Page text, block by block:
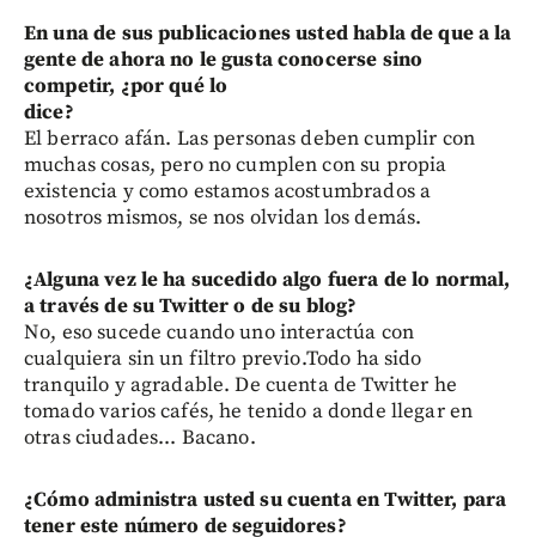
En una de sus publicaciones usted habla de que a la
gente de ahora no le gusta conocerse sino
competir, ¿por qué lo
dice?
El berraco afán. Las personas deben cumplir con
muchas cosas, pero no cumplen con su propia
existencia y como estamos acostumbrados a
nosotros mismos, se nos olvidan los demás.
¿Alguna vez le ha sucedido algo fuera de lo normal,
a través de su Twitter o de su blog?
No, eso sucede cuando uno interactúa con
cualquiera sin un filtro previo.Todo ha sido
tranquilo y agradable. De cuenta de Twitter he
tomado varios cafés, he tenido a donde llegar en
otras ciudades... Bacano.
¿Cómo administra usted su cuenta en Twitter, para
tener este número de seguidores?